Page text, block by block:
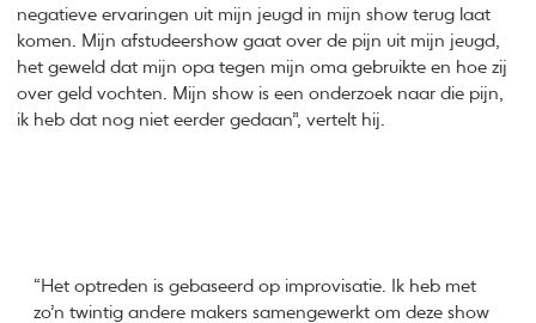
negatieve ervaringen uit mijn jeugd in mijn show terug laat
komen. Mijn afstudeershow gaat over de pijn uit mijn jeugd,
het geweld dat mijn opa tegen mijn oma gebruikte en hoe zij
over geld vochten. Mijn show is een onderzoek naar die pijn,
ik heb dat nog niet eerder gedaan”, vertelt hij.
“Het optreden is gebaseerd op improvisatie. Ik heb met
zo’n twintig andere makers samengewerkt om deze show